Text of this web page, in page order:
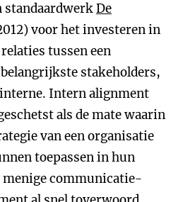
standaardwerkDe
voor het investeren in
tussen een
stakeholders,
Intern alignment
als de mate waarin
van een organisatie
toepassen in hun
menige communicatie-